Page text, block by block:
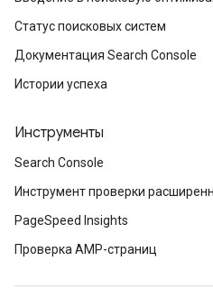
Статус поисковых систем
Документация Search Console
Истории успеха
Инструменты
Search Console
Инструмент проверки
PageSpeed Insights
Проверка AMP-страниц